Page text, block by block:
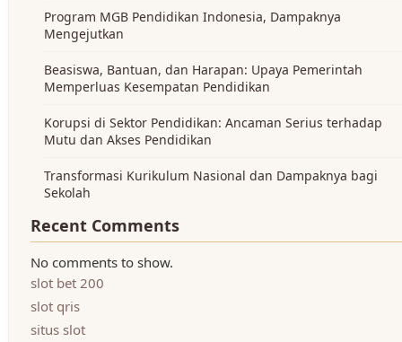
Program MGB Pendidikan Indonesia, Dampaknya
Mengejutkan
Beasiswa, Bantuan, dan Harapan: Upaya Pemerintah
Memperluas Kesempatan Pendidikan
Korupsi di Sektor Pendidikan: Ancaman Serius terhadap
Mutu dan Akses Pendidikan
Transformasi Kurikulum Nasional dan Dampaknya bagi
Sekolah
Recent Comments
No comments to show.
slot bet 200
slot qris
situs slot